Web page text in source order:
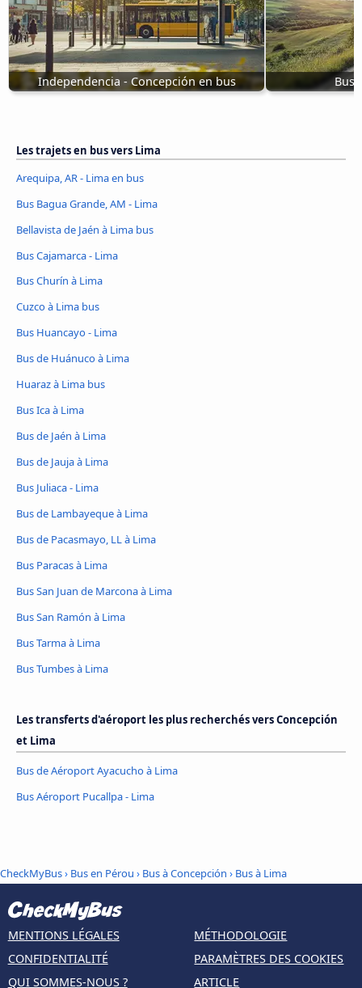
Independencia - Concepción en bus Bus
Les trajets en bus vers Lima
Arequipa, AR - Lima en bus
Bus Bagua Grande, AM - Lima
Bellavista de Jaén à Lima bus
Bus Cajamarca - Lima
Bus Churín à Lima
Cuzco à Lima bus
Bus Huancayo - Lima
Bus de Huánuco à Lima
Huaraz à Lima bus
Bus Ica à Lima
Bus de Jaén à Lima
Bus de Jauja à Lima
Bus Juliaca - Lima
Bus de Lambayeque à Lima
Bus de Pacasmayo, LL à Lima
Bus Paracas à Lima
Bus San Juan de Marcona à Lima
Bus San Ramón à Lima
Bus Tarma à Lima
Bus Tumbes à Lima
Les transferts d'aéroport les plus recherchés vers Concepción
et Lima
Bus de Aéroport Ayacucho à Lima
Bus Aéroport Pucallpa - Lima
CheckMyBus› Bus en Pérou › Bus à Concepción › Bus à Lima
MENTIONS LÉGALES
CONFIDENTIALITÉ
QUI SOMMES-NOUS ?
MÉTHODOLOGIE
PARAMÈTRES DES COOKIES
ARTICLE